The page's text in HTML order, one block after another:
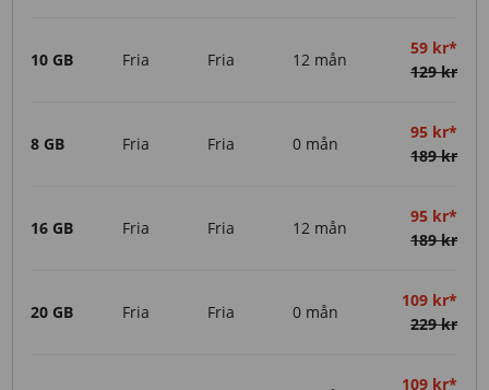
10 GB Fria Fria 12 mån
59 kr*
129 kr
8 GB Fria Fria 0 mån
95 kr*
189 kr
16 GB Fria Fria 12 mån
95 kr*
189 kr
20 GB Fria Fria 0 mån
109 kr*
229 kr
109 kr*